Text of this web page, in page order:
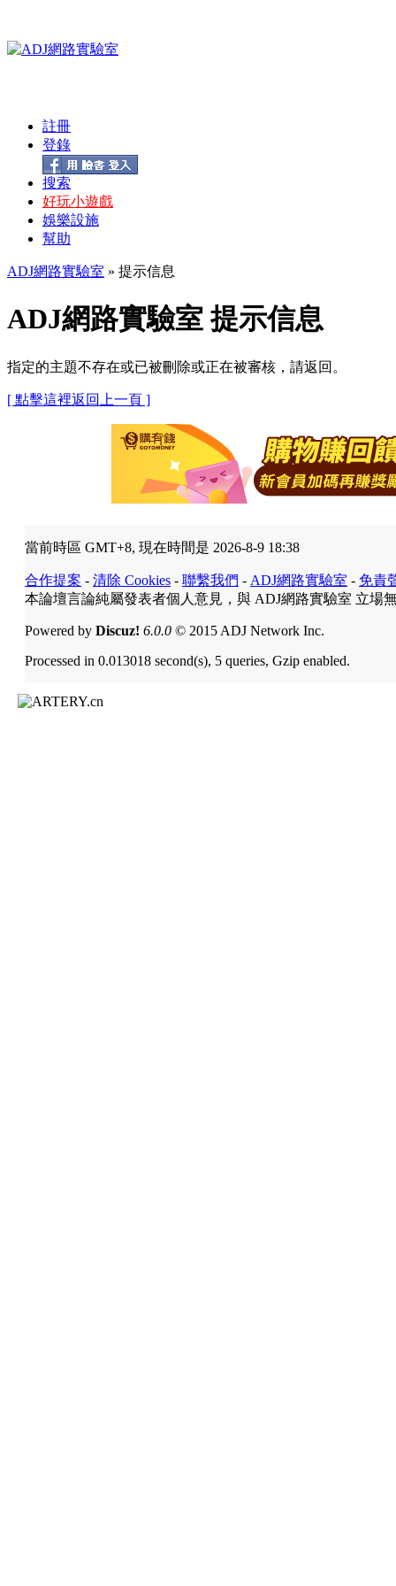
註冊
登錄
搜索
好玩小遊戲
娛樂設施
幫助
ADJ網路實驗室 » 提示信息
ADJ網路實驗室 提示信息
指定的主題不存在或已被刪除或正在被審核，請返回。
[ 點擊這裡返回上一頁 ]
當前時區 GMT+8, 現在時間是 2026-8-9 18:38
合作提案 - 清除 Cookies - 聯繫我們 - ADJ網路實驗室 - 免責
本論壇言論純屬發表者個人意見，與 ADJ網路實驗室 立場
Powered by Discuz! 6.0.0 © 2015 ADJ Network Inc.
Processed in 0.013018 second(s), 5 queries, Gzip enabled.